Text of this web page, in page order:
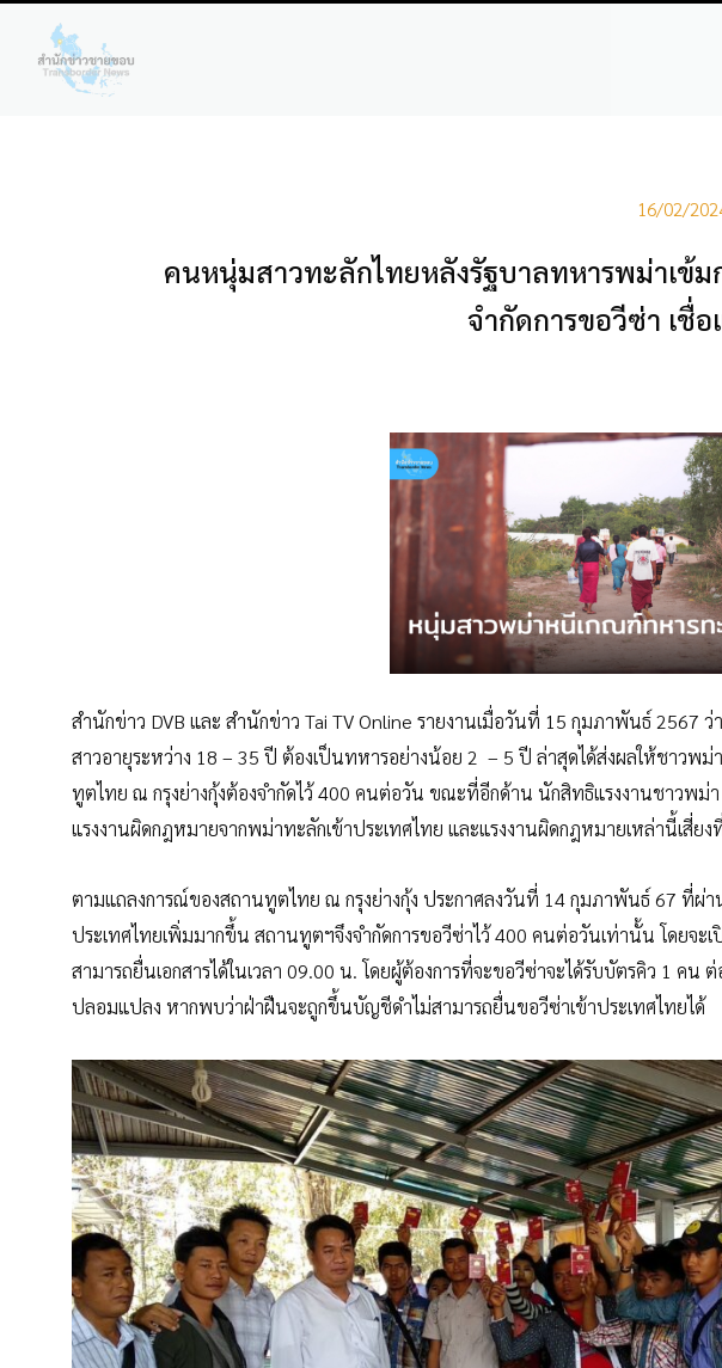
16/02/
คนหนุ่มสาวทะลักไทยหลังรัฐบาลทหารพม่าเข้
จำกัดการขอวีซ่า เชื่อ
สำนักข่าว DVB และ สำนักข่าว Tai TV Online รายงานเมื่อวันที่ 15 กุมภาพันธ์
สาวอายุระหว่าง 18 – 35 ปี ต้องเป็นทหารอย่างน้อย 2 – 5 ปี ล่าสุดได้ส่งผลให้ชาวพ
ทูตไทย ณ กรุงย่างกุ้งต้องจำกัดไว้ 400 คนต่อวัน ขณะที่อีกด้าน นักสิทธิแรงงานชาวพ
แรงงานผิดกฎหมายจากพม่าทะลักเข้าประเทศไทย และแรงงานผิดกฎหมายเหล่านี้เสี่ย
ตามแถลงการณ์ของสถานทูตไทย ณ กรุงย่างกุ้ง ประกาศลงวันที่ 14 กุมภาพันธ์ 67 ที่ผ่
ประเทศไทยเพิ่มมากขึ้น สถานทูตฯจึงจำกัดการขอวีซ่าไว้ 400 คนต่อวันเท่านั้น โดยจะ
สามารถยื่นเอกสารได้ในเวลา 09.00 น. โดยผู้ต้องการที่จะขอวีซ่าจะได้รับบัตรคิว 1
ปลอมแปลง หากพบว่าฝ่าฝืนจะถูกขึ้นบัญชีดำไม่สามารถยื่นขอวีซ่าเข้าประเทศไทยได้